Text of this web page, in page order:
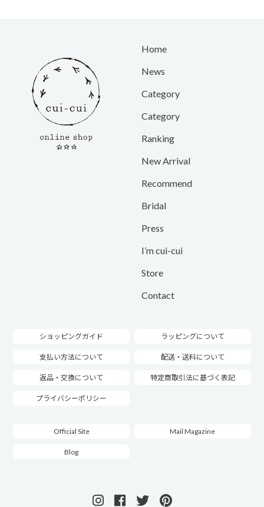
Home
News
Category
Category
Ranking
New Arrival
Recommend
Bridal
Press
I’m cui-cui
Store
Contact
ショッピングガイド ラッピングについて
支払い方法について 配送・送料について
返品・交換について 特定商取引法に基づく表記
プライバシーポリシー
Official Site Mail Magazine
Blog